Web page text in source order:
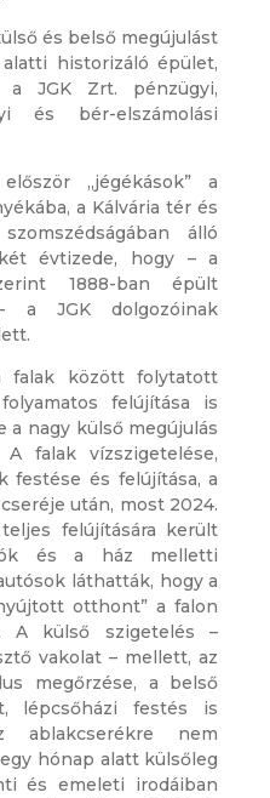
és belső megújulást
historizáló épület,
JGK Zrt. pénzügyi,
és bér-elszámolási
„jégékások” a
a Kálvária tér és
álló
évtizede, hogy – a
1888-ban épült
a JGK dolgozóinak
között folytatott
felújítása is
nagy külső megújulás
falak vízszigetelése,
festése és felújítása, a
után, most 2024.
felújítására került
és a ház melletti
láthatták, hogy a
otthont” a falon
A külső szigetelés –
vakolat – mellett, az
megőrzése, a belső
lépcsőházi festés is
nem
hónap alatt külsőleg
és emeleti irodáiban